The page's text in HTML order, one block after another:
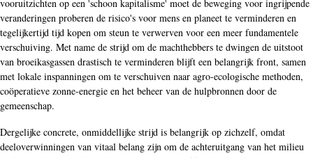
vooruitzichten op een 'schoon kapitalisme' moet de beweging voor ingrijpende
veranderingen proberen de risico's voor mens en planeet te verminderen en
tegelijkertijd tijd kopen om steun te verwerven voor een meer fundamentele
verschuiving. Met name de strijd om de machthebbers te dwingen de uitstoot
van broeikasgassen drastisch te verminderen blijft een belangrijk front, samen
met lokale inspanningen om te verschuiven naar agro-ecologische methoden,
coöperatieve zonne-energie en het beheer van de hulpbronnen door de
gemeenschap.
Dergelijke concrete, onmiddellijke strijd is belangrijk op zichzelf, omdat
deeloverwinningen van vitaal belang zijn om de achteruitgang van het milieu